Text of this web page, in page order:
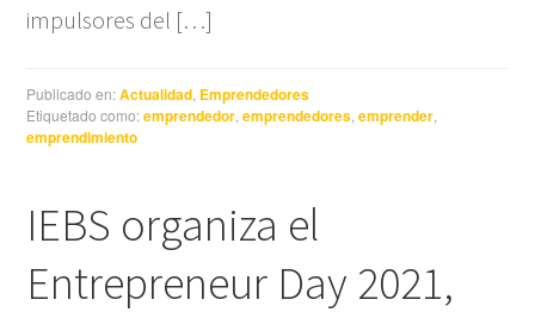
impulsores del […]
Publicado en:Actualidad Emprendedores
Etiquetado como:emprendedor ,emprendedores ,emprender
emprendimiento
IEBS organiza el
Entrepreneur Day 2021,